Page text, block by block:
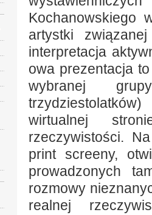
Kochanowskiego
artystki
interpretacja
owa prezentacja
wybranej
wirtualnej
rzeczywistości.
print screeny,
prowadzonych
rozmowy
realnej